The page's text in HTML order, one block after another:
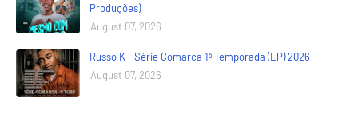
Produções)
August 07, 2026
Russo K - Série Comarca 1ª Temporada (EP) 2026
August 07, 2026